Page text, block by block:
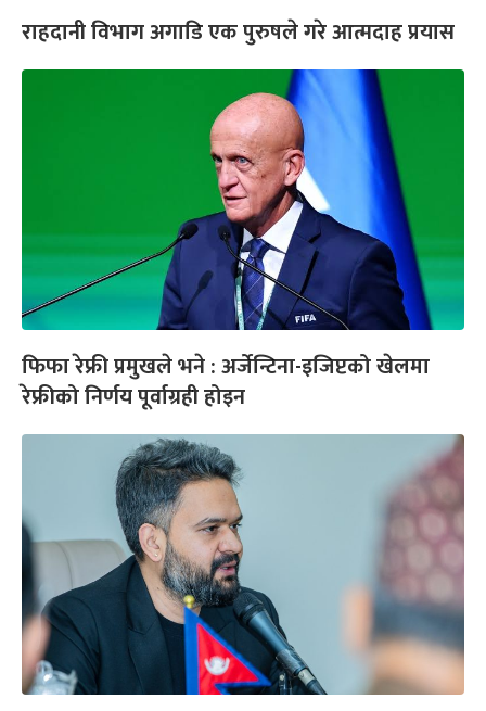
राहदानी विभाग अगाडि एक पुरुषले गरे आत्मदाह प्रयास
फिफा रेफ्री प्रमुखले भने : अर्जेन्टिना-इजिप्टको खेलमा
रेफ्रीको निर्णय पूर्वाग्रही होइन